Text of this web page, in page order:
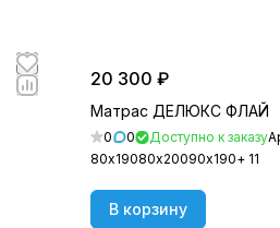
20 300 ₽
Матрас ДЕЛЮКС ФЛАЙ
0 0 Доступно к заказу
80х19080х20090х190+ 11
В корзину